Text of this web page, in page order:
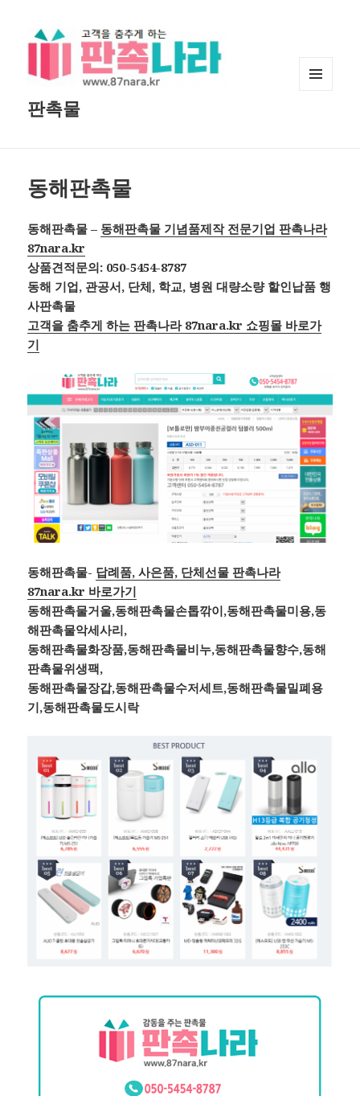
판촉물
동해판촉물
동해판촉물 – 동해판촉물 기념품제작 전문기업 판촉나라
87nara.kr
상품견적문의: 050-5454-8787
동해 기업, 관공서, 단체, 학교, 병원 대량소량 할인납품 행
사판촉물
고객을 춤추게 하는 판촉나라 87nara.kr 쇼핑몰 바로가
기
동해판촉물- 답례품, 사은품, 단체선물 판촉나라
87nara.kr 바로가기
동해판촉물거울,동해판촉물손톱깎이,동해판촉물미용,동
해판촉물악세사리,
동해판촉물화장품,동해판촉물비누,동해판촉물향수,동해
판촉물위생팩,
동해판촉물장갑,동해판촉물수저세트,동해판촉물밀폐용
기,동해판촉물도시락